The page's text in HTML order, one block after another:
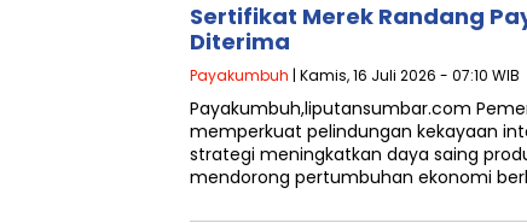
Sertifikat Merek Randang
Diterima
Payakumbuh | Kamis, 16 Juli 2026 - 07:10 WIB
Payakumbuh,liputansumbar.com
memperkuat pelindungan kekayaan
strategi meningkatkan daya saing
mendorong pertumbuhan ekonomi